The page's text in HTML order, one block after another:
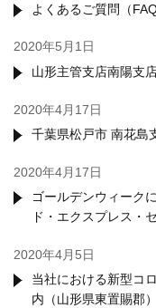
よくあるご質問（
2020年5月1日
山形主管支店南陽支
2020年4月17日
千葉県松戸市 南花島
2020年4月17日
ゴールデンウィーク
ド・エクスプレス・
2020年4月5日
当社における新型コ
内（山形県東置賜郡）